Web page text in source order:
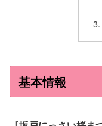
基本情報